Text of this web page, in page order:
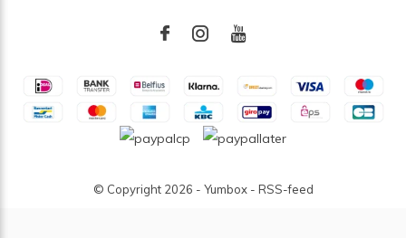
© Copyright 2026 - Yumbox - RSS-feed